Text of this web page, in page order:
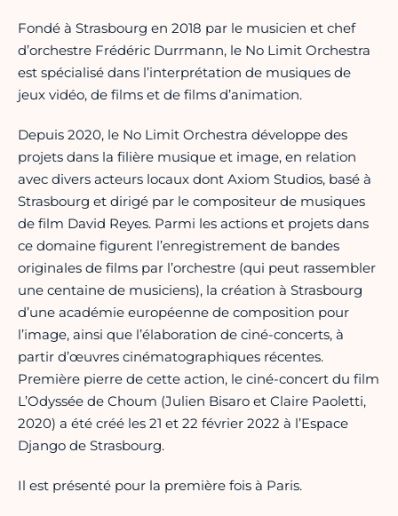
Fondé à Strasbourg en 2018 par le musicien et chef
d’orchestre Frédéric Durrmann, le No Limit Orchestra
est spécialisé dans l’interprétation de musiques de
jeux vidéo, de films et de films d’animation.
Depuis 2020, le No Limit Orchestra développe des
projets dans la filière musique et image, en relation
avec divers acteurs locaux dont Axiom Studios, basé à
Strasbourg et dirigé par le compositeur de musiques
de film David Reyes. Parmi les actions et projets dans
ce domaine figurent l’enregistrement de bandes
originales de films par l’orchestre (qui peut rassembler
une centaine de musiciens), la création à Strasbourg
d’une académie européenne de composition pour
l’image, ainsi que l’élaboration de ciné-concerts, à
partir d’œuvres cinématographiques récentes.
Première pierre de cette action, le ciné-concert du film
L’Odyssée de Choum (Julien Bisaro et Claire Paoletti,
2020) a été créé les 21 et 22 février 2022 à l’Espace
Django de Strasbourg.
Il est présenté pour la première fois à Paris.